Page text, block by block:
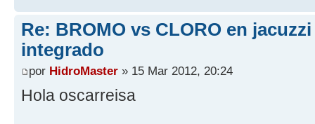
Re: BROMO vs CLORO en
integrado
por HidroMaster » 15 Mar 2012, 20:24
Hola oscarreisa